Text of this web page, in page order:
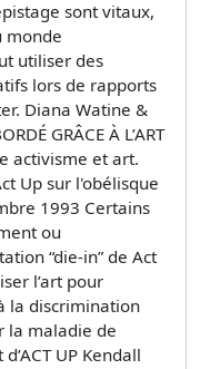
sont vitaux,
monde
utiliser des
lors de rapports
Diana Watine &
GRÂCE À L’ART
activisme et art.
Up sur l'obélisque
1993 Certains
ou
“die-in” de Act
l’art pour
la discrimination
la maladie de
UP Kendall